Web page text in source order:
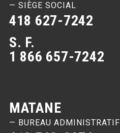
— SIÈGE SOCIAL
418 627-7242
S. F.
1 866 657-7242
MATANE
— BUREAU ADMINISTRATIF